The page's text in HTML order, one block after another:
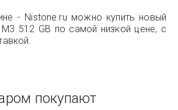
- Nistone.ru можно купить новый
512 GB по самой низкой цене, с
покупают